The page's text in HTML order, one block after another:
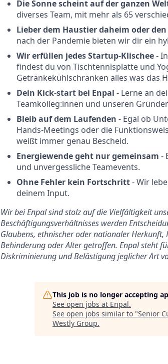
Die Sonne scheint auf der ganzen
diverses Team, mit mehr als 65
Lieber dem Haustier daheim oder
nach der Pandemie bieten wir dir ein
Wir erfüllen jedes Startup-Klischee-
findest du von Tischtennisplatte und
Getränkekühlschränken alles was das
Dein Kick-start bei Enpal - Lerne an
Teamkolleg:innen und unseren
Bleib auf dem Laufenden - Egal ob
Hands-Meetings oder die
weißt immer genau Bescheid.
Energiewende geht nur gemeinsam -
und unvergessliche Teamevents.
Ohne Fehler kein Fortschritt- Wir
deinem Input.
Wir bei Enpal sind stolz auf die Vielfältigkeit
Beschäftigungsverhältnisses werden
Glaubens, ethnischer oder nationaler
Behinderung oder Alter getroffen. Enpal steht
Diskriminierung und Belästigung jeglicher Art
This job is no longer accepting
See open jobs at Enpal.
See open jobs similar to "Senior
Westly Group.